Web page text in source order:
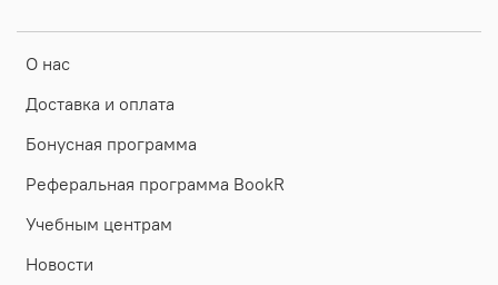
О нас
Доставка и оплата
Бонусная программа
Реферальная программа BookR
Учебным центрам
Новости